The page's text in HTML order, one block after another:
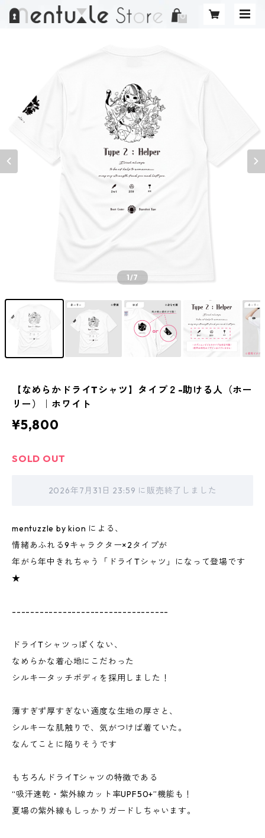
1/7
【なめらかドライTシャツ】タイプ２-助ける人（ホー
リー）｜ホワイト
¥5,800
SOLD OUT
2026年7月31日 23:59 に販売終了しました
mentuzzle by kion による、
情緒あふれる9キャラクター×2タイプが
年がら年中きれちゃう「ドライTシャツ」になって登場です
★
----------------------------------
ドライTシャツっぽくない、
なめらかな着心地にこだわった
シルキータッチボディを採用しました！
薄すぎず厚すぎない適度な生地の厚さと、
シルキーな肌触りで、気がつけば着ていた。
なんてことに陥りそうです
もちろんドライTシャツの特徴である
“吸汗速乾・紫外線カット率UPF50+”機能も！
夏場の紫外線もしっかりガードしちゃいます。